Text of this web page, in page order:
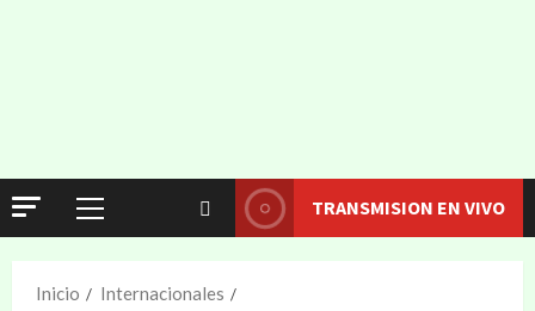
TRANSMISION EN VIVO
Inicio
Internacionales